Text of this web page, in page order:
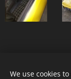
Classic 924,
We use cookies